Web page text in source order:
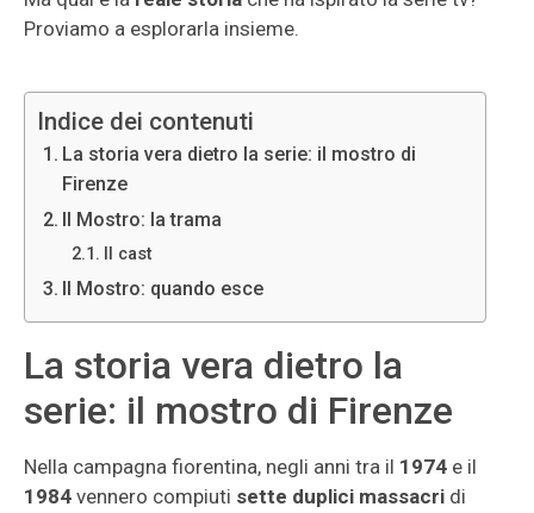
Proviamo a esplorarla insieme.
Indice dei contenuti
La storia vera dietro la serie: il mostro di
Firenze
Il Mostro: la trama
Il cast
Il Mostro: quando esce
La storia vera dietro la
serie: il mostro di Firenze
Nella campagna fiorentina, negli anni tra il 1974 e il
1984 vennero compiuti sette duplici massacri di